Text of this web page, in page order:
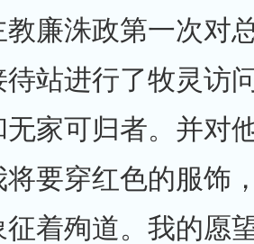
教廉洙政第一次对
待站进行了牧灵访
无家可归者。并对
将要穿红色的服饰
征着殉道。我的愿